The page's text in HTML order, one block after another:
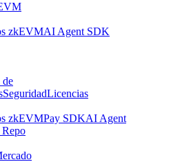
zkEVMAI Agent SDK
de
SeguridadLicencias
zkEVMPay SDKAI Agent